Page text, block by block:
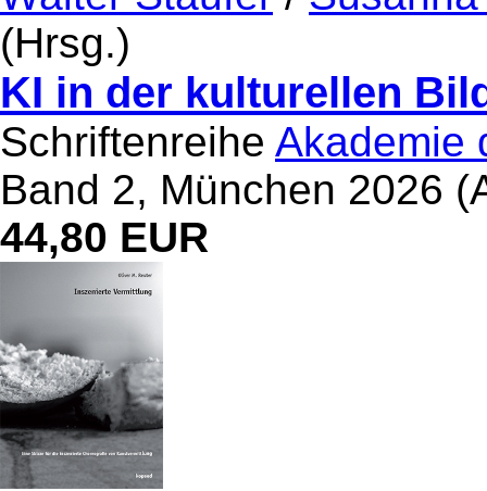
(Hrsg.)
KI in der kulturellen
Schriftenreihe Akademie
Band 2, München 2026
44,80 EUR